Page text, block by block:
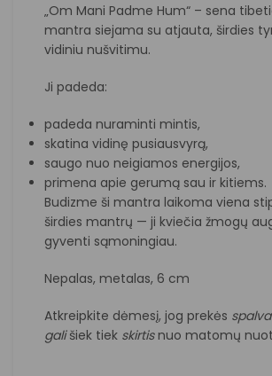
„Om Mani Padme Hum“ – sena
mantra siejama su atjauta, širdies
vidiniu nušvitimu.
Ji padeda:
padeda nuraminti mintis,
skatina vidinę pusiausvyrą,
saugo nuo neigiamos energijos,
primena apie gerumą sau ir kitiems.
Budizme ši mantra laikoma viena
širdies mantrų — ji kviečia žmogų
gyventi sąmoningiau.
Nepalas, metalas, 6 cm
Atkreipkite dėmesį, jog prekės spalva
gališiek tiek skirtisnuo matomų